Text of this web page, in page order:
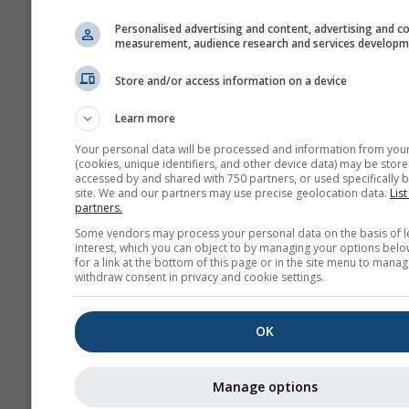
загрязнителем воздуха,
который может значительно
слизистой оболочки
может снижать
лёгочным инфекциям
NO₂ вызывает такие
как свистящее
простуды, грипп и
Для Европы meteogram
воздуха содержит
показывающую прогноз
Personalised advertising and content, advertising and
measurement, audience research and services
Store and/or access information on a device
Learn more
Your personal data will be processed and information from
(cookies, unique identifiers, and other device data) may be
accessed by and shared with 750 partners, or used specifically
site. We and our partners may use precise geolocation data.
partners.
Some vendors may process your personal data on the basis of
interest, which you can object to by managing your options
for a link at the bottom of this page or in the site menu to
withdraw consent in privacy and cookie settings.
OK
Manage options